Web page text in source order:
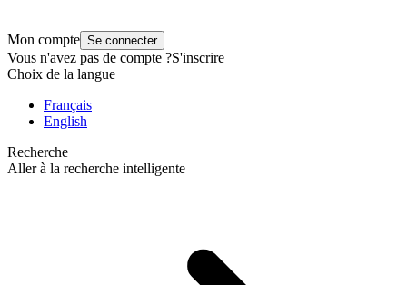
Mon compte Se connecter
Vous n'avez pas de compte ?S'inscrire
Choix de la langue
Français
English
Recherche
Aller à la recherche intelligente